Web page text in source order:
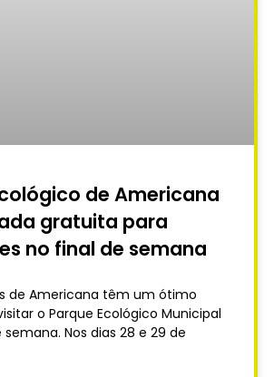
de Americana
gratuita para
no final de semana
de Americana têm um ótimo
o Parque Ecológico Municipal
Nos dias 28 e 29 de